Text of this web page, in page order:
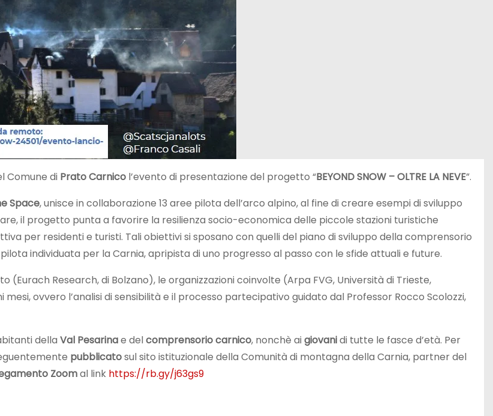
Comune di Prato Carnico l’evento di presentazione del progetto “BEYOND SNOW – OLTRE LA NEVE”.
Space,unisce in collaborazione 13 aree pilota dell’arco alpino, al fine di creare esempi di sviluppo
il progetto punta a favorire la resilienza socio-economica delle piccole stazioni turistiche
per residenti e turisti. Tali obiettivi si sposano con quelli del piano di sviluppo della comprensorio
individuata per la Carnia, apripista di uno progresso al passo con le sfide attuali e future.
Research, di Bolzano), le organizzazioni coinvolte (Arpa FVG, Università di Trieste,
ovvero l’analisi di sensibilità e il processo partecipativo guidato dal Professor Rocco Scolozzi,
della Val Pesarinae delcomprensorio carnico, nonchè aigiovanidi tutte le fasce d’età. Per
pubblicatosul sito istituzionale della Comunità di montagna della Carnia, partner del
Zoomal link https://rb.gy/j63gs9